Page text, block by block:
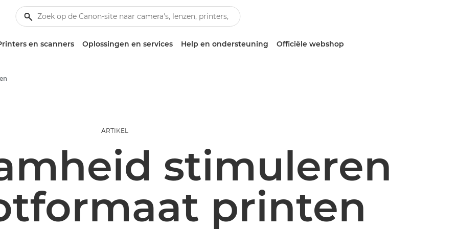
en scanners Oplossingen en services Help en ondersteuning Officiële webshop
ARTIKEL
stimuleren
printen